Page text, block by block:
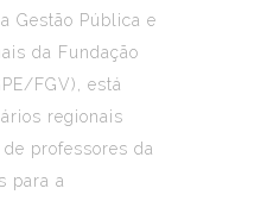
Gestão Pública e
da Fundação
FGV), está
regionais
professores da
para a